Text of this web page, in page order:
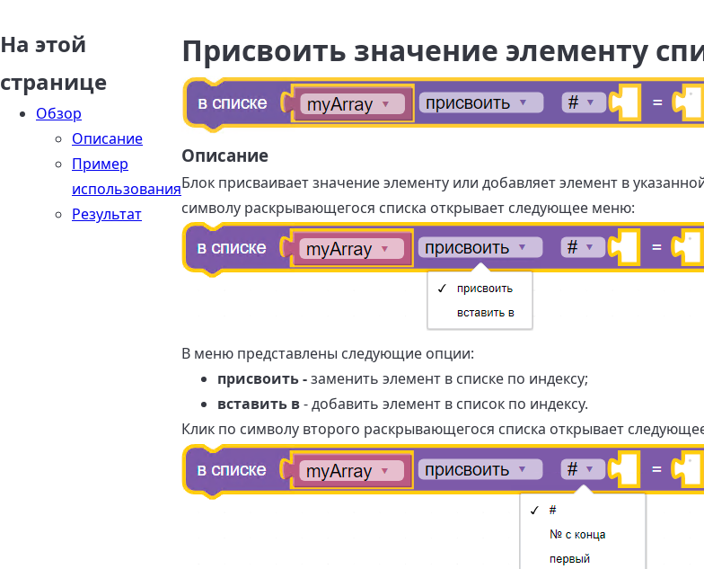
На этой
странице
Обзор
Описание
Пример
использования
Результат
Присвоить значение элементу
Описание
Блок присваивает значение элементу или добавляет элемент в
символу раскрывающегося списка открывает следующее меню:
В меню представлены следующие опции:
присвоить -заменить элемент в списке по индексу;
вставить в- добавить элемент в список по индексу.
Клик по символу второго раскрывающегося списка открывает